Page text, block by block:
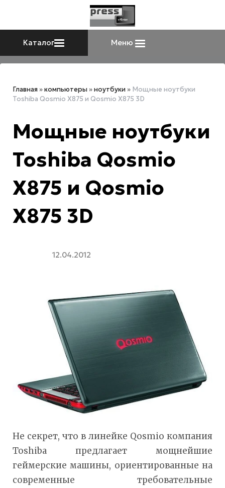
Каталог Меню
Главная »компьютеры »ноутбуки » Мощные ноутбуки
Toshiba Qosmio X875 и Qosmio X875 3D
Мощные ноутбуки
Toshiba Qosmio
X875 и Qosmio
X875 3D
12.04.2012
Не секрет, что в линейке Qosmio компания
Toshiba предлагает мощнейшие
геймерские машины, ориентированные на
современные требовательные